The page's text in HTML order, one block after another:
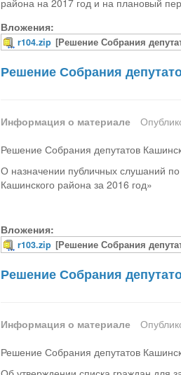
района на 2017 год и на плановый
Вложения:
r104.zip [Решение Собрания
Решение Собрания
Информация о материале
Решение Собрания депутатов
О назначении публичных слушаний
Кашинского района за 2016 год»
Вложения:
r103.zip [Решение Собрания
Решение Собрания
Информация о материале
Решение Собрания депутатов